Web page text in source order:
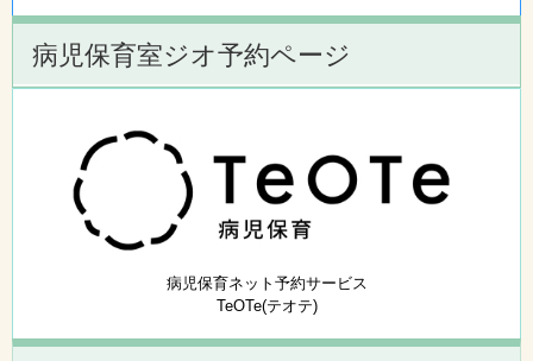
病児保育室ジオ予約ページ
病児保育ネット予約サービス
TeOTe(テオテ)